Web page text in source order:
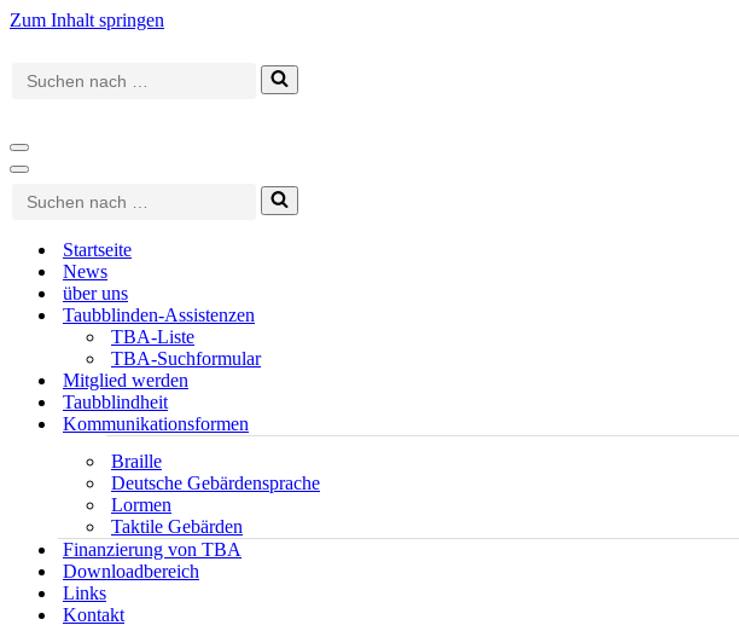
Zum Inhalt springen
Suchen
nach …
Navigationsmenü
Navigationsmenü
Suchen
nach …
Startseite
News
über uns
Taubblinden-Assistenzen
TBA-Liste
TBA-Suchformular
Mitglied werden
Taubblindheit
Kommunikationsformen
Braille
Deutsche Gebärdensprache
Lormen
Taktile Gebärden
Finanzierung von TBA
Downloadbereich
Links
Kontakt